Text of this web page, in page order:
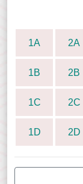
1A 2A
1B 2B
1C 2C
1D 2D